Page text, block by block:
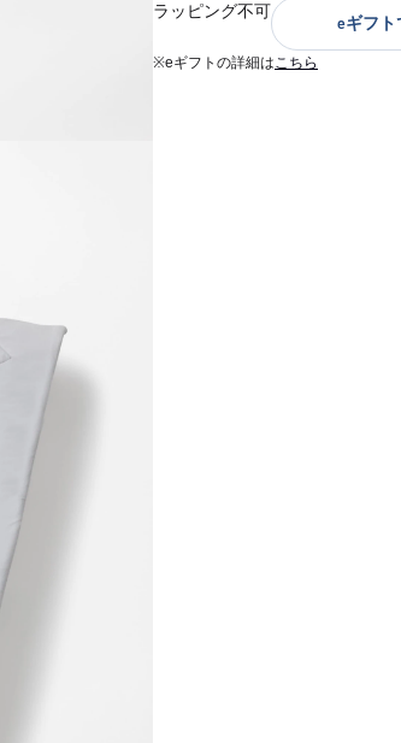
ラッピング不可
eギフト
※eギフトの詳細はこちら